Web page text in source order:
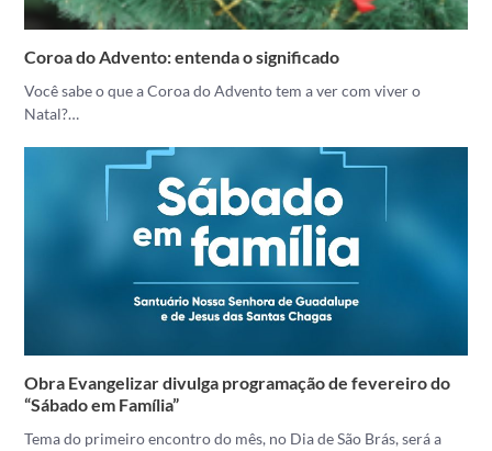
Coroa do Advento: entenda o significado
Você sabe o que a Coroa do Advento tem a ver com viver o
Natal?…
Obra Evangelizar divulga programação de fevereiro do
“Sábado em Família”
Tema do primeiro encontro do mês, no Dia de São Brás, será a